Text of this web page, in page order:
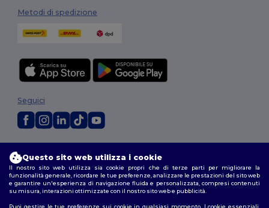
Metodi di spedizione
Termini e Condizioni|Politica di personalizzazione
privacy|Politica sui cookie |Site Map
Seguici
Questo sito web utilizza i cookie
Il nostro sito web utilizza sia cookie propri che di terze parti per migliorare la
funzionalità generale, ricordare le tue preferenze, analizzare le prestazioni del sito web
e garantire un'esperienza di navigazione fluida e personalizzata, compresi contenuti
su misura, interazioni ottimizzate con il nostro sito web e pubblicità.
Puoi gestire le tue preferenze sui cookie in qualsiasi momento. I cookie essenziali,